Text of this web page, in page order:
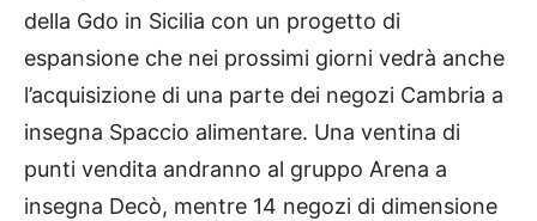
della Gdo in Sicilia con un progetto di
espansione che nei prossimi giorni vedrà anche
l’acquisizione di una parte dei negozi Cambria a
insegna Spaccio alimentare. Una ventina di
punti vendita andranno al gruppo Arena a
insegna Decò, mentre 14 negozi di dimensione